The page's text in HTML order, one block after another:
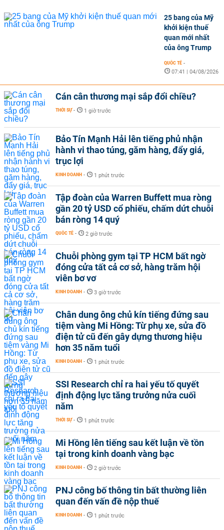
25 bang của Mỹ
khởi kiện thuế
quan mới nhất
của ông Trump
QUỐC TẾ -
07:41 | 04/08/2026
Cán cân thương mại sắp đổi chiều?
THỜI SỰ - 1 giờ trước
Bảo Tín Mạnh Hải lên tiếng phủ nhận
hành vi thao túng, găm hàng, đẩy giá,
trục lợi
KINH DOANH - 1 phút trước
Tập đoàn của Warren Buffett mua ròng
gần 20 tỷ USD cổ phiếu, chấm dứt chuỗi
bán ròng 14 quý
QUỐC TẾ - 2 giờ trước
Chuỗi phòng gym tại TP HCM bất ngờ
đóng cửa tất cả cơ sở, hàng trăm hội
viên bơ vơ
KINH DOANH - 3 giờ trước
Chân dung ông chủ kín tiếng đứng sau
tiệm vàng Mi Hồng: Từ phụ xe, sửa đồ
điện tử cũ đến gây dựng thương hiệu
hơn 35 năm tuổi
KINH DOANH - 1 phút trước
SSI Research chỉ ra hai yếu tố quyết
định động lực tăng trưởng nửa cuối
năm
THỜI SỰ - 1 phút trước
Mi Hồng lên tiếng sau kết luận về tồn
tại trong kinh doanh vàng bạc
KINH DOANH - 2 giờ trước
PNJ công bố thông tin bất thường liên
quan đến vấn đề nộp thuế
KINH DOANH - 1 phút trước